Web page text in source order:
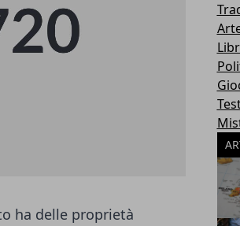
ha delle proprietà